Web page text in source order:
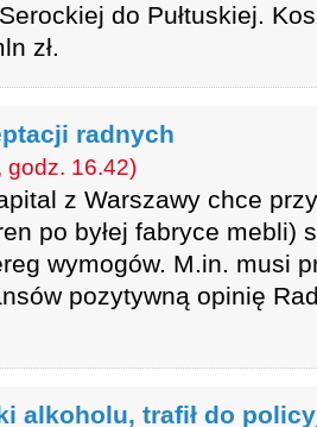
do Pułtuskiej.
zł.
radnych
godz. 16.42)
z Warszawy chce
po byłej fabryce mebli)
wymogów. M.in. musi
pozytywną opinię
alkoholu, trafił do